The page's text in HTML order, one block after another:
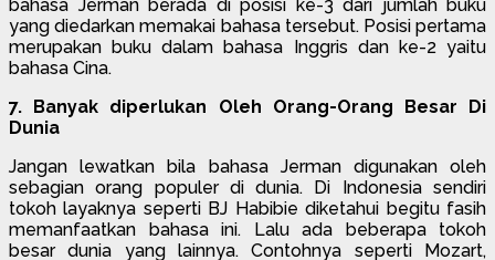
bahasa Jerman berada di posisi ke-3 dari jumlah buku
yang diedarkan memakai bahasa tersebut. Posisi pertama
merupakan buku dalam bahasa Inggris dan ke-2 yaitu
bahasa Cina.
7. Banyak diperlukan Oleh Orang-Orang Besar Di
Dunia
Jangan lewatkan bila bahasa Jerman digunakan oleh
sebagian orang populer di dunia. Di Indonesia sendiri
tokoh layaknya seperti BJ Habibie diketahui begitu fasih
memanfaatkan bahasa ini. Lalu ada beberapa tokoh
besar dunia yang lainnya. Contohnya seperti Mozart,